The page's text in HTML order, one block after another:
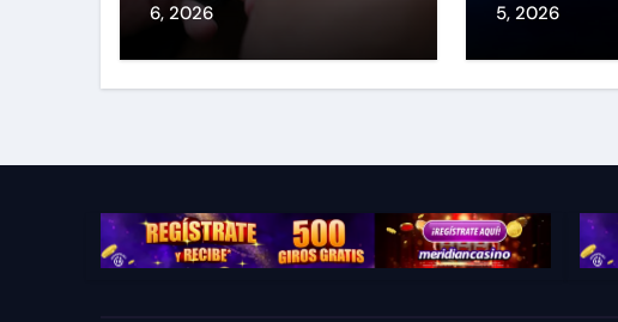
6, 2026
5, 2026